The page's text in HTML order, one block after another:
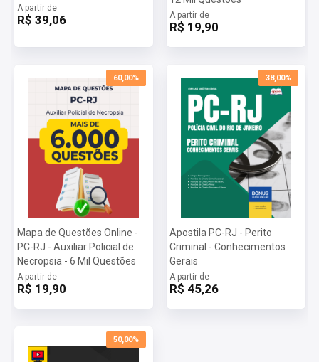
A partir de
R$ 39,06 A partir de
R$ 19,90
60,00%
Mapa de Questões Online -
PC-RJ - Auxiliar Policial de
Necropsia - 6 Mil Questões
A partir de
R$ 19,90
38,00%
Apostila PC-RJ - Perito
Criminal - Conhecimentos
Gerais
A partir de
R$ 45,26
50,00%